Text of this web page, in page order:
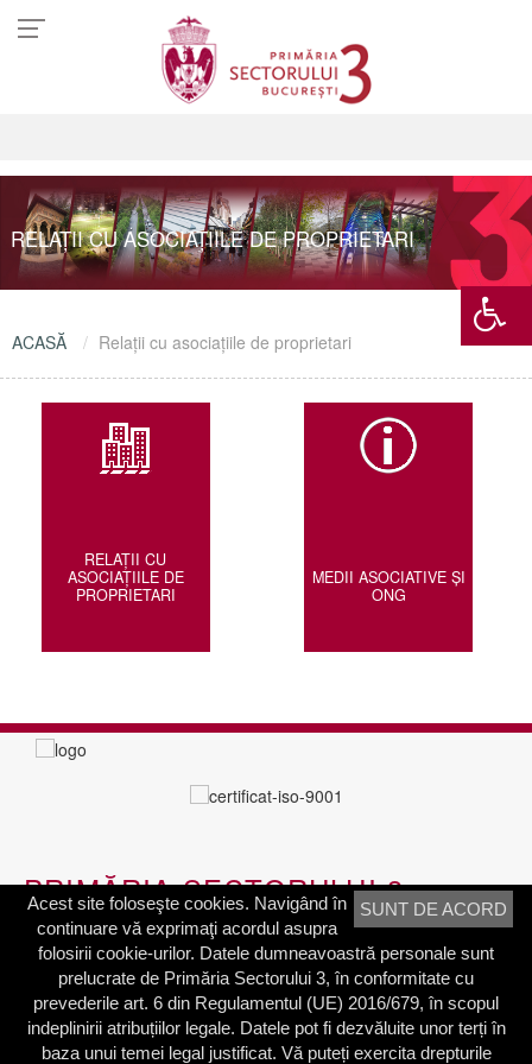
RELAȚII CU ASOCIAȚIILE DE PROPRIETARI
ACASĂ Relații cu asociațiile de proprietari
RELAȚII CU
ASOCIAȚIILE DE
PROPRIETARI
MEDII ASOCIATIVE ȘI
ONG
PRIMĂRIA SECTORULUI 3
Adresa:Calea Dudeşti nr. 191
Bucureşti, Sector 3, România
Contactați-ne
Telefon: 021.318.03.23
SUNT DE ACORD
Acest site foloseşte cookies. Navigând în
continuare vă exprimaţi acordul asupra
folosirii cookie-urilor. Datele dumneavoastră personale sunt
prelucrate de Primăria Sectorului 3, în conformitate cu
prevederile art. 6 din Regulamentul (UE) 2016/679, în scopul
indeplinirii atribuțiilor legale. Datele pot fi dezvăluite unor terți în
baza unui temei legal justificat. Vă puteți exercita drepturile